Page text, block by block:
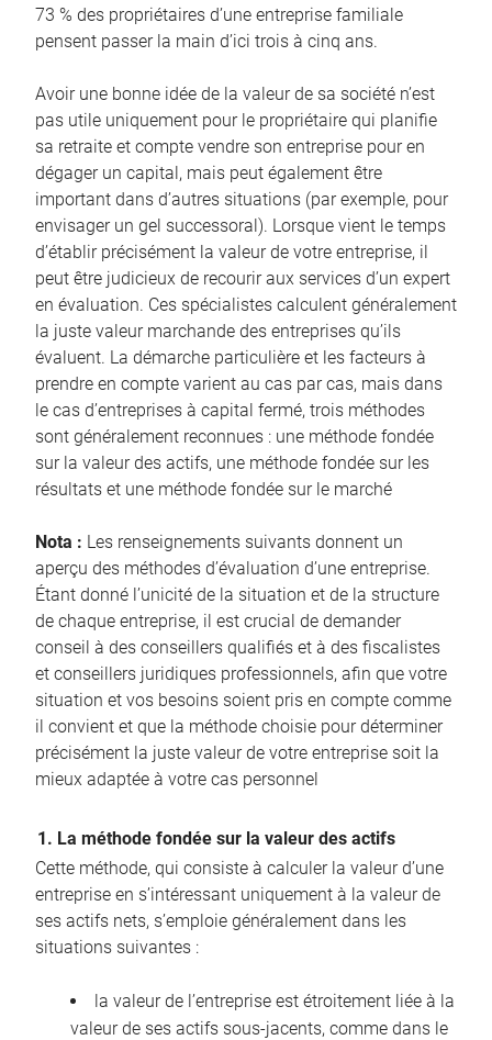
73 % des propriétaires d’une entreprise familiale
pensent passer la main d’ici trois à cinq ans.
Avoir une bonne idée de la valeur de sa société n’est
pas utile uniquement pour le propriétaire qui planifie
sa retraite et compte vendre son entreprise pour en
dégager un capital, mais peut également être
important dans d’autres situations (par exemple, pour
envisager un gel successoral). Lorsque vient le temps
d’établir précisément la valeur de votre entreprise, il
peut être judicieux de recourir aux services d’un expert
en évaluation. Ces spécialistes calculent généralement
la juste valeur marchande des entreprises qu’ils
évaluent. La démarche particulière et les facteurs à
prendre en compte varient au cas par cas, mais dans
le cas d’entreprises à capital fermé, trois méthodes
sont généralement reconnues : une méthode fondée
sur la valeur des actifs, une méthode fondée sur les
résultats et une méthode fondée sur le marché
Nota : Les renseignements suivants donnent un
aperçu des méthodes d’évaluation d’une entreprise.
Étant donné l’unicité de la situation et de la structure
de chaque entreprise, il est crucial de demander
conseil à des conseillers qualifiés et à des fiscalistes
et conseillers juridiques professionnels, afin que votre
situation et vos besoins soient pris en compte comme
il convient et que la méthode choisie pour déterminer
précisément la juste valeur de votre entreprise soit la
mieux adaptée à votre cas personnel
1. La méthode fondée sur la valeur des actifs
Cette méthode, qui consiste à calculer la valeur d’une
entreprise en s’intéressant uniquement à la valeur de
ses actifs nets, s’emploie généralement dans les
situations suivantes :
la valeur de l’entreprise est étroitement liée à la
valeur de ses actifs sous-jacents, comme dans le